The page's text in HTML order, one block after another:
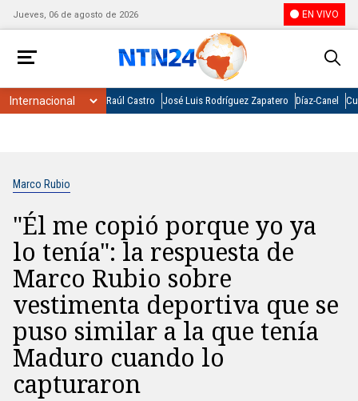
Jueves, 06 de agosto de 2026 EN VIVO
Raúl Castro José Luis Rodríguez Zapatero Díaz-Canel
Marco Rubio
"Él me copió porque yo ya
lo tenía": la respuesta de
Marco Rubio sobre
vestimenta deportiva que se
puso similar a la que tenía
Maduro cuando lo
capturaron